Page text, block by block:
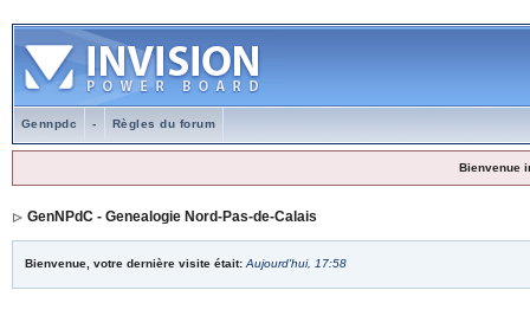
Gennpdc - Règles du forum
Bienvenue
GenNPdC - Genealogie Nord-Pas-de-Calais
Bienvenue, votre dernière visite était: Aujourd'hui, 17:58